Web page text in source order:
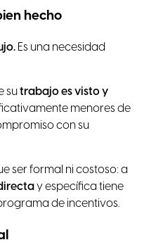
hecho
Es una necesidad
sutrabajo es visto y
menores de
con su
ser formal ni costoso: a
y específica tiene
de incentivos.